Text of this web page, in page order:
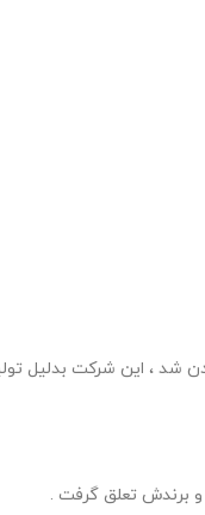
شخصی با روحیه ی بلند مرتبه و جسوری که داشت در سن